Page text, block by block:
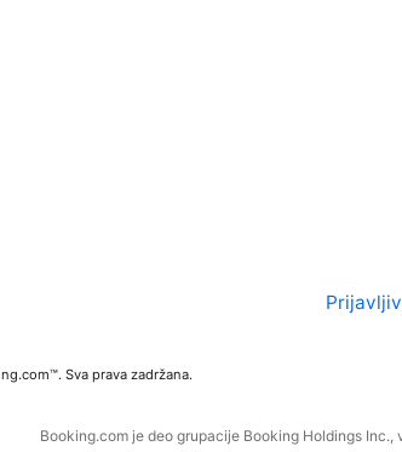
Sva prava zadržana.
Booking.com je deo grupacije Booking Holdings